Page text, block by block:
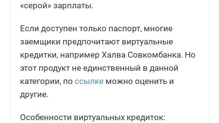
«серой» зарплаты.
Если доступен только паспорт, многие
заемщики предпочитают виртуальные
кредитки, например Халва Совкомбанка. Но
этот продукт не единственный в данной
категории, по ссылке можно оценить и
другие.
Особенности виртуальных кредиток: